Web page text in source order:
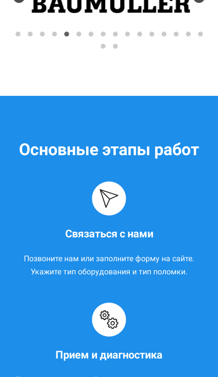
Основные этапы работ
Связаться с нами
Позвоните нам или заполните форму на сайте.
Укажите тип оборудования и тип поломки.
Прием и диагностика